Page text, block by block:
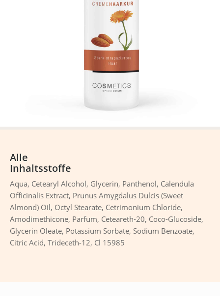
Alle
Inhaltsstoffe
Aqua, Cetearyl Alcohol, Glycerin, Panthenol, Calendula
Officinalis Extract, Prunus Amygdalus Dulcis (Sweet
Almond) Oil, Octyl Stearate, Cetrimonium Chloride,
Amodimethicone, Parfum, Ceteareth-20, Coco-Glucoside,
Glycerin Oleate, Potassium Sorbate, Sodium Benzoate,
Citric Acid, Trideceth-12, Cl 15985